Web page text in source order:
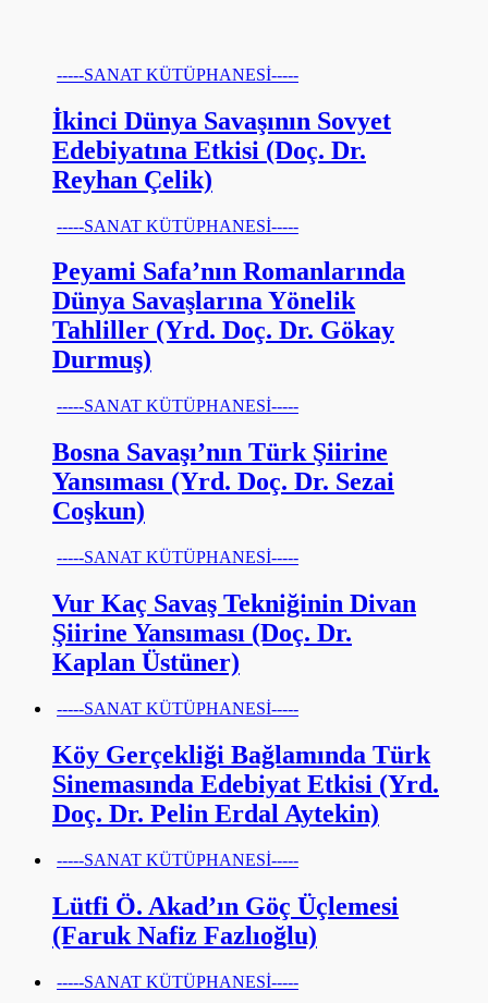
-----SANAT KÜTÜPHANESİ-----
İkinci Dünya Savaşının Sovyet
Edebiyatına Etkisi (Doç. Dr.
Reyhan Çelik)
-----SANAT KÜTÜPHANESİ-----
Peyami Safa’nın Romanlarında
Dünya Savaşlarına Yönelik
Tahliller (Yrd. Doç. Dr. Gökay
Durmuş)
-----SANAT KÜTÜPHANESİ-----
Bosna Savaşı’nın Türk Şiirine
Yansıması (Yrd. Doç. Dr. Sezai
Coşkun)
-----SANAT KÜTÜPHANESİ-----
Vur Kaç Savaş Tekniğinin Divan
Şiirine Yansıması (Doç. Dr.
Kaplan Üstüner)
-----SANAT KÜTÜPHANESİ-----
Köy Gerçekliği Bağlamında Türk
Sinemasında Edebiyat Etkisi (Yrd.
Doç. Dr. Pelin Erdal Aytekin)
-----SANAT KÜTÜPHANESİ-----
Lütfi Ö. Akad’ın Göç Üçlemesi
(Faruk Nafiz Fazlıoğlu)
-----SANAT KÜTÜPHANESİ-----